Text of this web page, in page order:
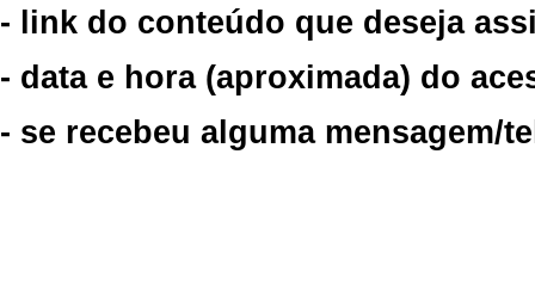
- link do conteúdo que deseja
- data e hora (aproximada) do
- se recebeu alguma mensagem/